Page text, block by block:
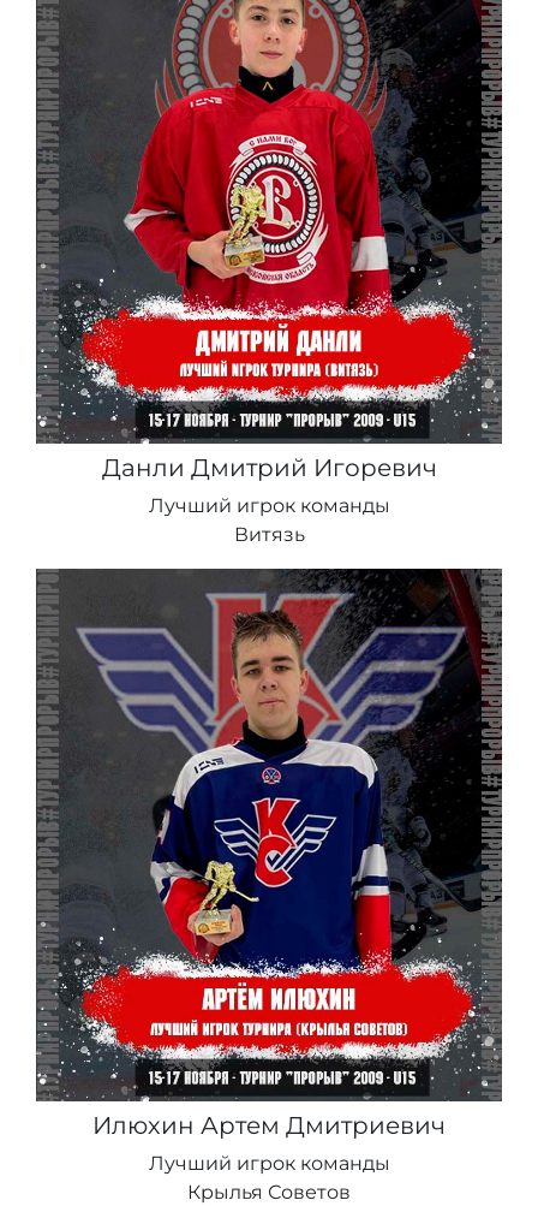
Данли Дмитрий Игоревич
Лучший игрок команды
Витязь
Илюхин Артем Дмитриевич
Лучший игрок команды
Крылья Советов